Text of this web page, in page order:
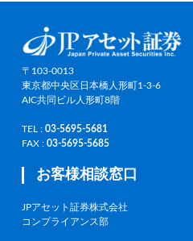
〒103-0013
東京都中央区日本橋人形町1-3-6
AIC共同ビル人形町8階
TEL : 03-5695-5681
FAX : 03-5695-5685
お客様相談窓口
JPアセット証券株式会社
コンプライアンス部